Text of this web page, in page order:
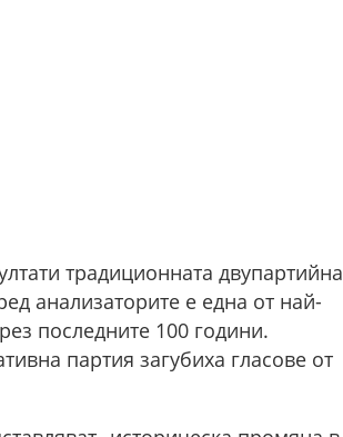
традиционната двупартийна
анализаторите е една от най-
последните 100 години.
партия загубиха гласове от